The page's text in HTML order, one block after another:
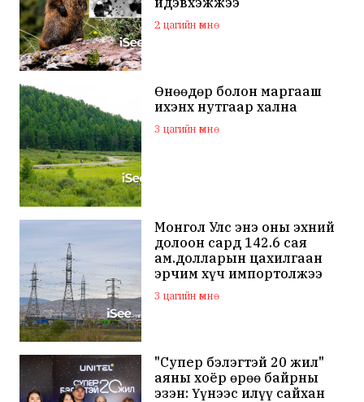
2 цагийн өмнө
Өнөөдөр болон маргааш
ихэнх нутгаар хална
3 цагийн өмнө
Монгол Улс энэ оны эхний
долоон сард 142.6 сая
ам.долларын цахилгаан
эрчим хүч импортолжээ
3 цагийн өмнө
"Супер бэлэгтэй 20 жил"
аяны хоёр өрөө байрны
эзэн: Үүнээс илүү сайхан